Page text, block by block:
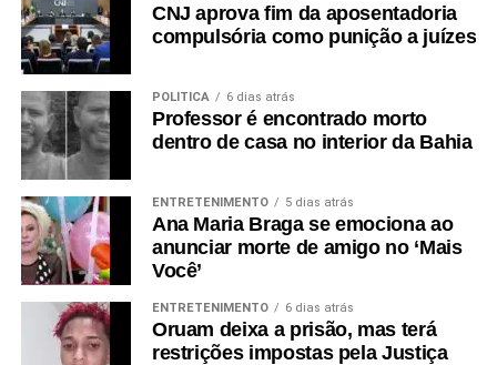
CNJ aprova fim da aposentadoria
compulsória como punição a juízes
POLÍTICA 6 dias atrás
Professor é encontrado morto
dentro de casa no interior da Bahia
ENTRETENIMENTO 5 dias atrás
Ana Maria Braga se emociona ao
anunciar morte de amigo no ‘Mais
Você’
ENTRETENIMENTO 6 dias atrás
Oruam deixa a prisão, mas terá
restrições impostas pela Justiça